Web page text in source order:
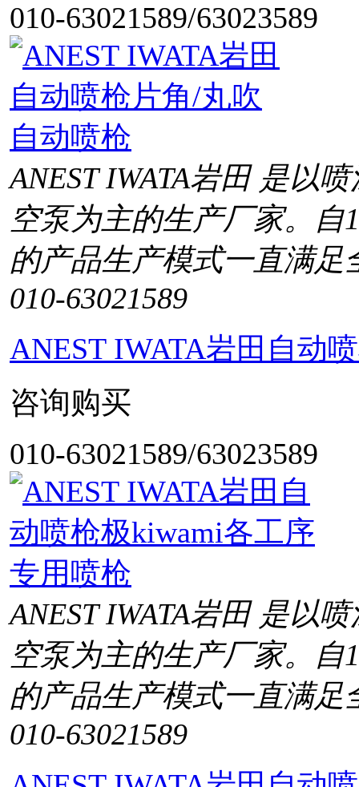
010-63021589/63023589
ANEST IWATA岩田 是以
空泵为主的生产厂家。自
的产品生产模式一直满足
010-63021589
ANEST IWATA岩田自动
咨询购买
010-63021589/63023589
ANEST IWATA岩田 是以
空泵为主的生产厂家。自
的产品生产模式一直满足
010-63021589